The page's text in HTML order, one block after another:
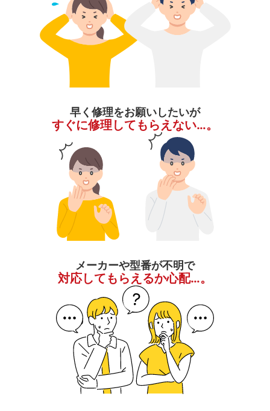
早く修理をお願いしたいが
すぐに修理してもらえない…。
メーカーや型番が不明で
対応してもらえるか心配…。